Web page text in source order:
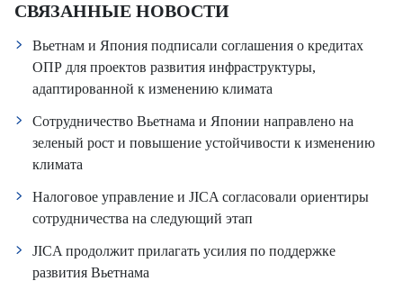
СВЯЗАННЫЕ НОВОСТИ
Вьетнам и Япония подписали соглашения о кредитах
ОПР для проектов развития инфраструктуры,
адаптированной к изменению климата
Сотрудничество Вьетнама и Японии направлено на
зеленый рост и повышение устойчивости к изменению
климата
Налоговое управление и JICA согласовали ориентиры
сотрудничества на следующий этап
JICA продолжит прилагать усилия по поддержке
развития Вьетнама